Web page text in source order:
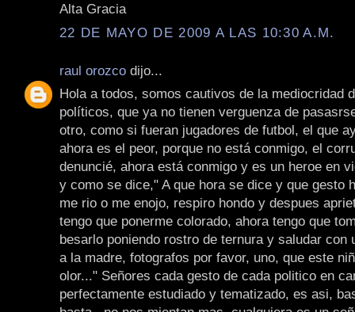
Alta Gracia
22 DE MAYO DE 2009 A LAS 10:30 A.M.
raul orozco dijo...
Hola a todos, somos cautivos de la mediocridad
políticos, que ya no tienen verguenza de
otro, como si fueran jugadores de futbol, el que
ahora es el peor, porque no está conmigo, el
denuncié, ahora está conmigo y es un heroe en
y como se dice," A que hora se dice y que gesto
me rio o me enojo, respiro hondo y despues
tengo que ponerme colorado, ahora tengo que
besarlo poniendo rostro de ternura y saludar con
a la madre, fotografos por favor, uno, que este
olor..." Señores cada gesto de cada politico en
perfectamente estudiado y tematizado, es asi,